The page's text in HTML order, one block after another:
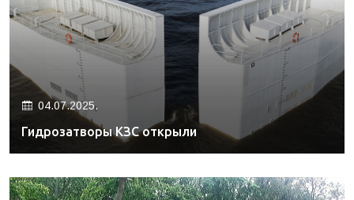
04.07.2025.
Гидрозатворы КЗС открыли